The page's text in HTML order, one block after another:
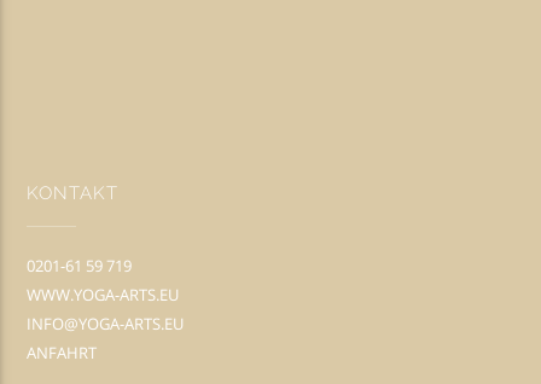
KONTAKT
0201-61 59 719
WWW.YOGA-ARTS.EU
INFO@YOGA-ARTS.EU
ANFAHRT